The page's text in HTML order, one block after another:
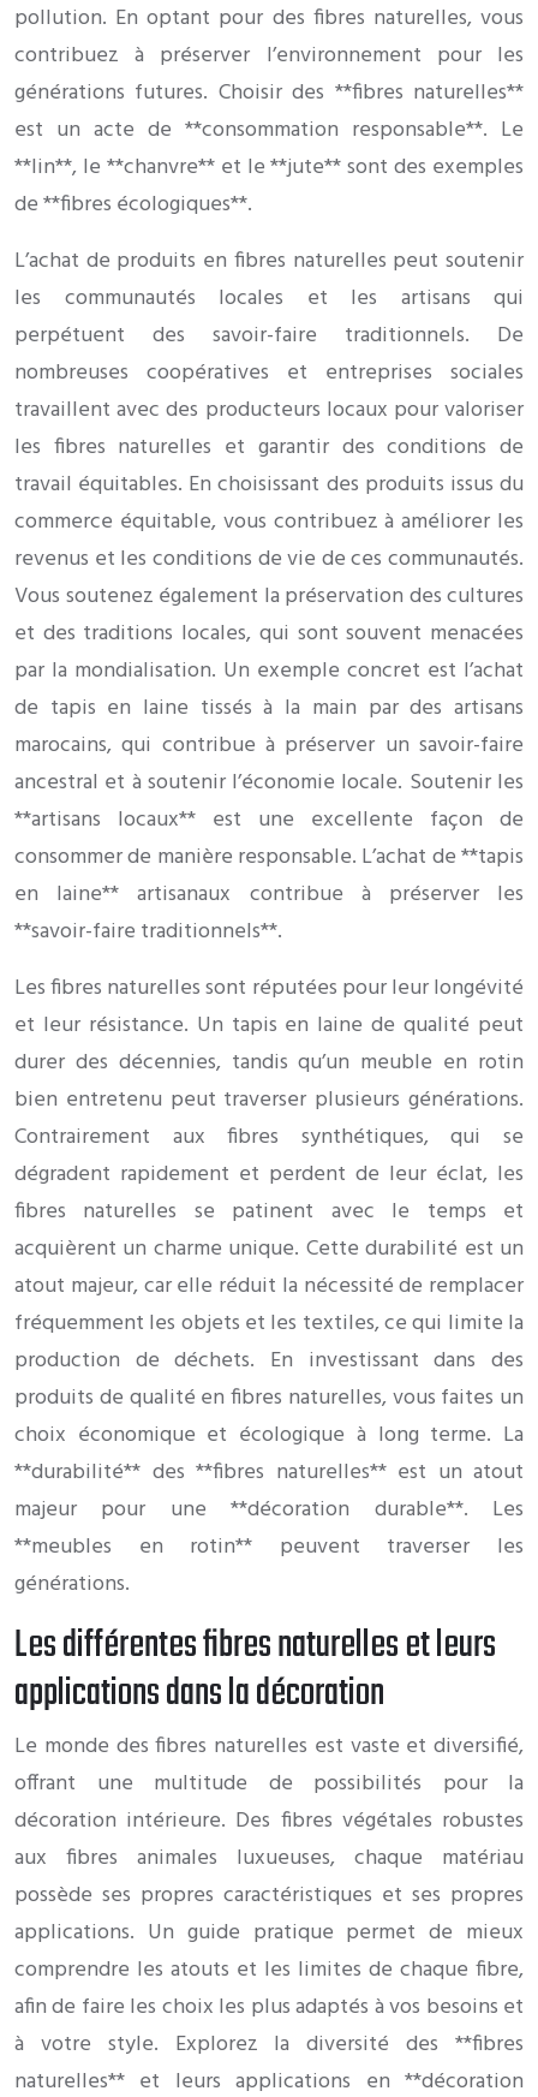
pollution. En optant pour des fibres naturelles, vous
contribuez à préserver l’environnement pour les
générations futures. Choisir des **fibres naturelles**
est un acte de **consommation responsable**. Le
**lin**, le **chanvre** et le **jute** sont des exemples
de **fibres écologiques**.
L’achat de produits en fibres naturelles peut soutenir
les communautés locales et les artisans qui
perpétuent des savoir-faire traditionnels. De
nombreuses coopératives et entreprises sociales
travaillent avec des producteurs locaux pour valoriser
les fibres naturelles et garantir des conditions de
travail équitables. En choisissant des produits issus du
commerce équitable, vous contribuez à améliorer les
revenus et les conditions de vie de ces communautés.
Vous soutenez également la préservation des cultures
et des traditions locales, qui sont souvent menacées
par la mondialisation. Un exemple concret est l’achat
de tapis en laine tissés à la main par des artisans
marocains, qui contribue à préserver un savoir-faire
ancestral et à soutenir l’économie locale. Soutenir les
**artisans locaux** est une excellente façon de
consommer de manière responsable. L’achat de **tapis
en laine** artisanaux contribue à préserver les
**savoir-faire traditionnels**.
Les fibres naturelles sont réputées pour leur longévité
et leur résistance. Un tapis en laine de qualité peut
durer des décennies, tandis qu’un meuble en rotin
bien entretenu peut traverser plusieurs générations.
Contrairement aux fibres synthétiques, qui se
dégradent rapidement et perdent de leur éclat, les
fibres naturelles se patinent avec le temps et
acquièrent un charme unique. Cette durabilité est un
atout majeur, car elle réduit la nécessité de remplacer
fréquemment les objets et les textiles, ce qui limite la
production de déchets. En investissant dans des
produits de qualité en fibres naturelles, vous faites un
choix économique et écologique à long terme. La
**durabilité** des **fibres naturelles** est un atout
majeur pour une **décoration durable**. Les
**meubles en rotin** peuvent traverser les
générations.
Les différentes fibres naturelles et leurs
applications dans la décoration
Le monde des fibres naturelles est vaste et diversifié,
offrant une multitude de possibilités pour la
décoration intérieure. Des fibres végétales robustes
aux fibres animales luxueuses, chaque matériau
possède ses propres caractéristiques et ses propres
applications. Un guide pratique permet de mieux
comprendre les atouts et les limites de chaque fibre,
afin de faire les choix les plus adaptés à vos besoins et
à votre style. Explorez la diversité des **fibres
naturelles** et leurs applications en **décoration